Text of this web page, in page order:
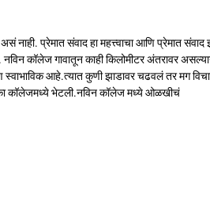
नाही. प्रेमात संवाद हा महत्त्वाचा आणि प्रेमात
कॉलेज गावातून काही किलोमीटर अंतरावर
आहे.त्यात कुणी झाडावर चढवलं तर मग
कॉलेजमध्ये भेटली.नविन कॉलेज मध्ये ओळखीचं